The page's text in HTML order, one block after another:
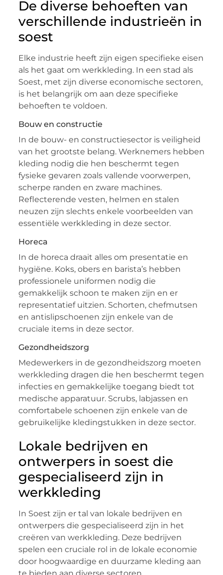
De diverse behoeften van
verschillende industrieën in
soest
Elke industrie heeft zijn eigen specifieke eisen
als het gaat om werkkleding. In een stad als
Soest, met zijn diverse economische sectoren,
is het belangrijk om aan deze specifieke
behoeften te voldoen.
Bouw en constructie
In de bouw- en constructiesector is veiligheid
van het grootste belang. Werknemers hebben
kleding nodig die hen beschermt tegen
fysieke gevaren zoals vallende voorwerpen,
scherpe randen en zware machines.
Reflecterende vesten, helmen en stalen
neuzen zijn slechts enkele voorbeelden van
essentiële werkkleding in deze sector.
Horeca
In de horeca draait alles om presentatie en
hygiëne. Koks, obers en barista’s hebben
professionele uniformen nodig die
gemakkelijk schoon te maken zijn en er
representatief uitzien. Schorten, chefmutsen
en antislipschoenen zijn enkele van de
cruciale items in deze sector.
Gezondheidszorg
Medewerkers in de gezondheidszorg moeten
werkkleding dragen die hen beschermt tegen
infecties en gemakkelijke toegang biedt tot
medische apparatuur. Scrubs, labjassen en
comfortabele schoenen zijn enkele van de
gebruikelijke kledingstukken in deze sector.
Lokale bedrijven en
ontwerpers in soest die
gespecialiseerd zijn in
werkkleding
In Soest zijn er tal van lokale bedrijven en
ontwerpers die gespecialiseerd zijn in het
creëren van werkkleding. Deze bedrijven
spelen een cruciale rol in de lokale economie
door hoogwaardige en duurzame kleding aan